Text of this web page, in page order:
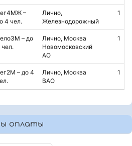
–
4 чел.
Лично,
Железнодорожный
1
– до
Лично, Москва
Новомосковский
АО
1
– до 4
Лично, Москва
ВАО
1
оплаты